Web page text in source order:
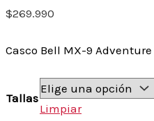
$269.990
Casco Bell MX-9 Adventure
Tallas
Limpiar